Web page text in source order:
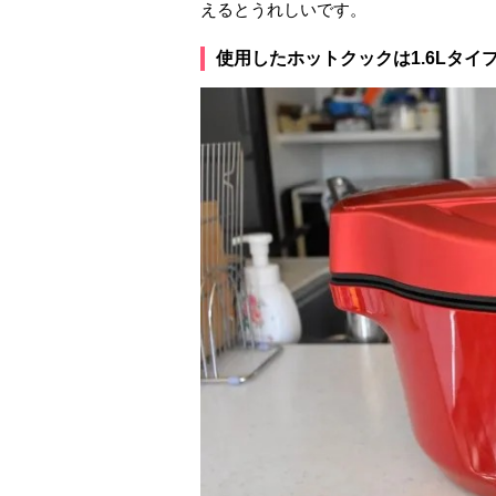
えるとうれしいです。
使用したホットクックは1.6Lタイ